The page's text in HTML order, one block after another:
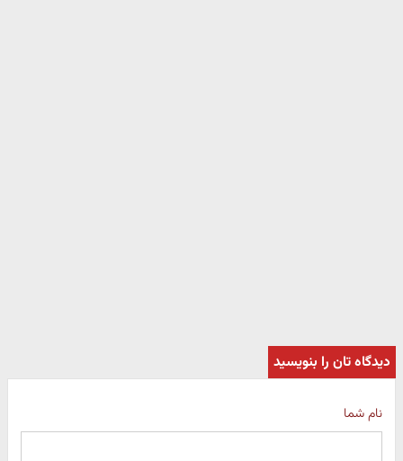
دیدگاه تان را بنویسید
نام شما